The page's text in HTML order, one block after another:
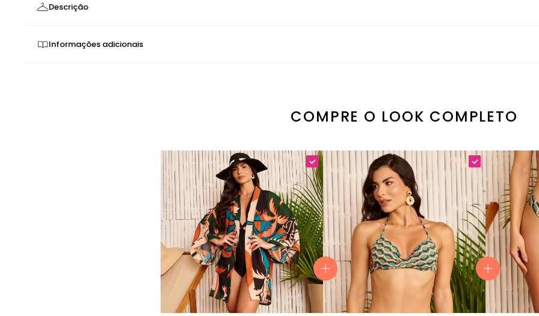
Descrição
Sofisticação e Versatilidade
Mangas Amplas - Elegância e proteção solar natural com movimento fluido.
Comprimento Midi - Versatilidade perfeita para praia e cidade com sofisticação.
Abertura Frontal - Praticidade para vestir e despir com facilidade.
Caimento Solto - Conforto e liberdade de movimento para todas as ocasiões.
- Combine com o conjunto Top e Tanga Estampa Coqueiro Vibrante para um look completo e sofisticado!
Informações adicionais
COMPRE O LOOK COMPLETO